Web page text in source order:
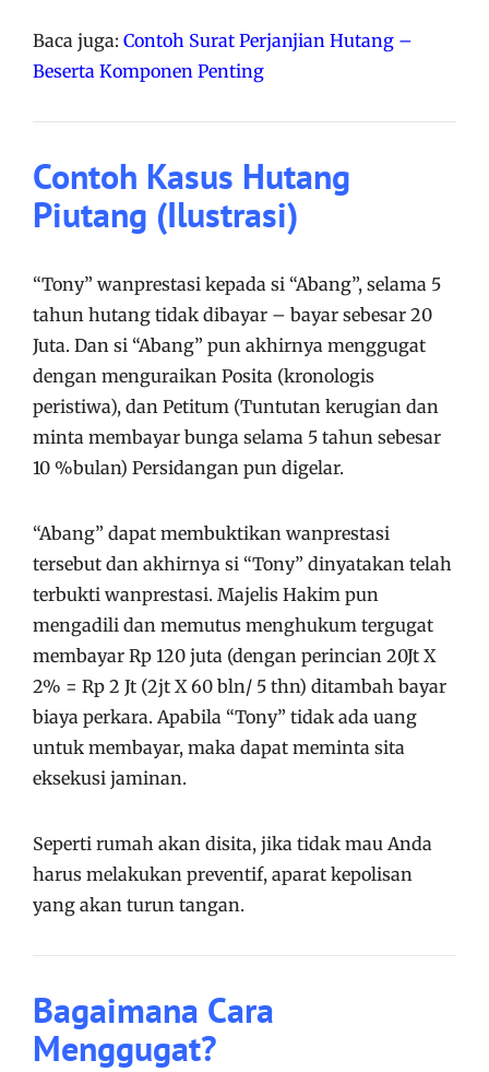
Baca juga: Contoh Surat Perjanjian Hutang –
Beserta Komponen Penting
Contoh Kasus Hutang
Piutang (Ilustrasi)
“Tony” wanprestasi kepada si “Abang”, selama 5
tahun hutang tidak dibayar – bayar sebesar 20
Juta. Dan si “Abang” pun akhirnya menggugat
dengan menguraikan Posita (kronologis
peristiwa), dan Petitum (Tuntutan kerugian dan
minta membayar bunga selama 5 tahun sebesar
10 %bulan) Persidangan pun digelar.
“Abang” dapat membuktikan wanprestasi
tersebut dan akhirnya si “Tony” dinyatakan telah
terbukti wanprestasi. Majelis Hakim pun
mengadili dan memutus menghukum tergugat
membayar Rp 120 juta (dengan perincian 20Jt X
2% = Rp 2 Jt (2jt X 60 bln/ 5 thn) ditambah bayar
biaya perkara. Apabila “Tony” tidak ada uang
untuk membayar, maka dapat meminta sita
eksekusi jaminan.
Seperti rumah akan disita, jika tidak mau Anda
harus melakukan preventif, aparat kepolisan
yang akan turun tangan.
Bagaimana Cara
Menggugat?